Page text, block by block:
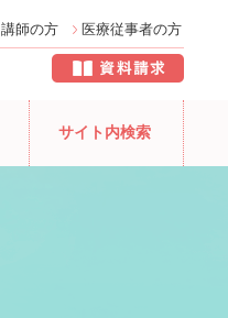
講師の方 医療従事者の方
サイト内検索